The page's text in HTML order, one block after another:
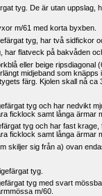
tyg. De är utan uppslag,
m/61 med korta byxben.
tyg, har två sidfickor
har flatveck på bakvåden
eller beige ripsdiagonal
midjeband som
färg. Kjolen skall nå ca
tyg och har nedvikt
ficklock samt långa ärmar
tyg och har fast
ficklock samt långa ärmar
skiljer sig från a) ovan
tyg.
tyg med svart
m/60.